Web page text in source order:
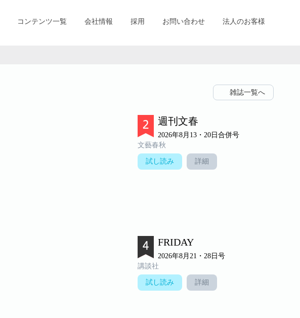
コンテンツ一覧 会社情報 採用 お問い合わせ 法人のお客様
雑誌一覧へ
週刊文春
2026年8月13・20日合併号
文藝春秋
試し読み 詳細
FRIDAY
2026年8月21・28日号
講談社
試し読み 詳細